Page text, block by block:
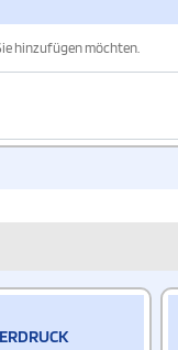
hinzufügen möchten.